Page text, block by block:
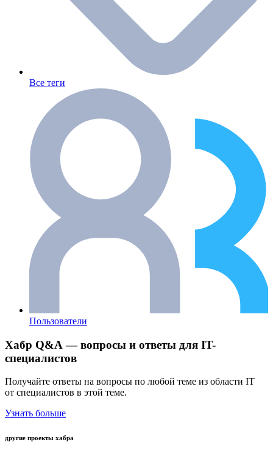
Все теги
Пользователи
Хабр Q&A — вопросы и ответы для IT-
специалистов
Получайте ответы на вопросы по любой теме из области IT
от специалистов в этой теме.
Узнать больше
другие проекты хабра